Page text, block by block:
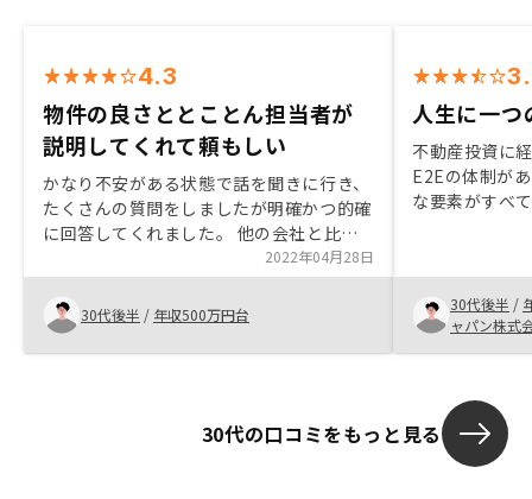
4.3
物件の良さととことん担当者が
説明してくれて頼もしい
かなり不安がある状態で話を聞きに行き、
たくさんの質問をしましたが明確かつ的確
に回答してくれました。 他の会社と比較
してもややリノシーの物件の方が立地や建
物が良かった気がしました。また株式を公
開し上場しているところも会社として信頼
が高いなと感じました。紹介時の特典をも
う少し良くしてほしい。
2022年04月28日
30代後半 / 年収500万円台
人生に一つ
不動産投資に
E2Eの体制が
な要素がすべ
みました。
うがいいと思
30代後半 /
ャパン株式
30代の口コミをもっと見る